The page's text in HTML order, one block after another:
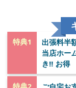
特典1
出張料半
当店ホー
き‼︎ お得
特典2